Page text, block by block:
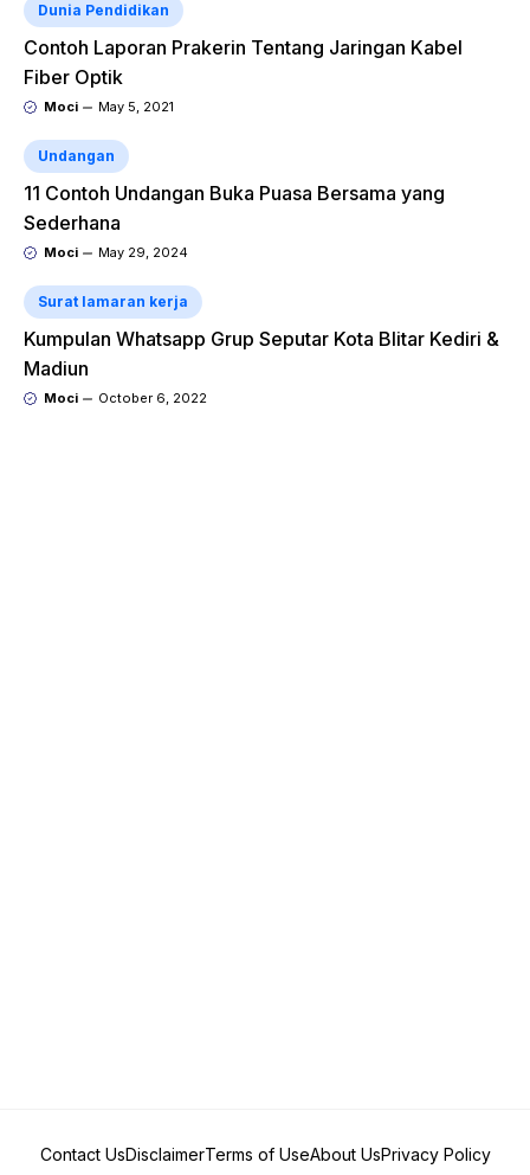
Dunia Pendidikan
Contoh Laporan Prakerin Tentang Jaringan Kabel
Fiber Optik
Moci May 5, 2021
Undangan
11 Contoh Undangan Buka Puasa Bersama yang
Sederhana
Moci May 29, 2024
Surat lamaran kerja
Kumpulan Whatsapp Grup Seputar Kota Blitar Kediri &
Madiun
Moci October 6, 2022
Contact UsDisclaimerTerms of UseAbout UsPrivacy Policy